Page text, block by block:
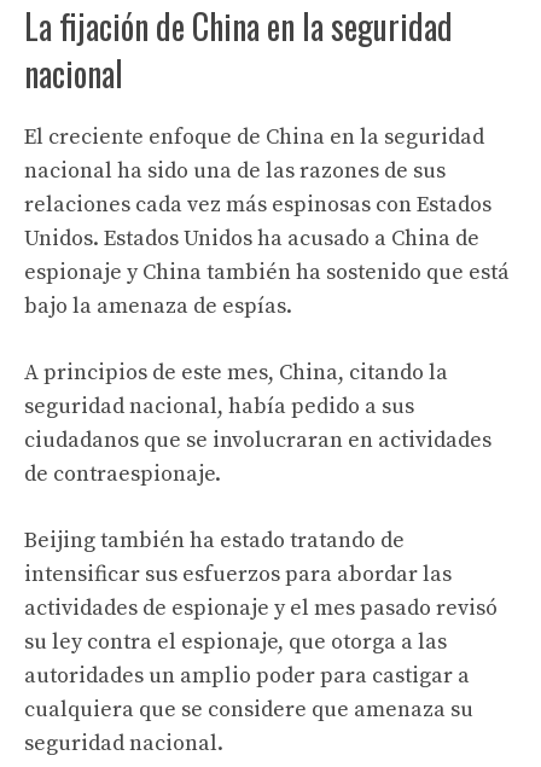
La fijación de China en la seguridad
nacional
El creciente enfoque de China en la seguridad
nacional ha sido una de las razones de sus
relaciones cada vez más espinosas con Estados
Unidos. Estados Unidos ha acusado a China de
espionaje y China también ha sostenido que está
bajo la amenaza de espías.
A principios de este mes, China, citando la
seguridad nacional, había pedido a sus
ciudadanos que se involucraran en actividades
de contraespionaje.
Beijing también ha estado tratando de
intensificar sus esfuerzos para abordar las
actividades de espionaje y el mes pasado revisó
su ley contra el espionaje, que otorga a las
autoridades un amplio poder para castigar a
cualquiera que se considere que amenaza su
seguridad nacional.